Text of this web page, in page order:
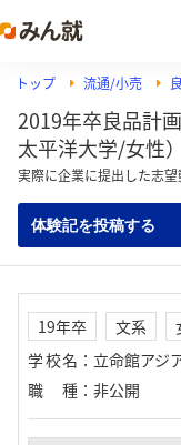
トップ 流通/小売
2019年卒良品計
太平洋大学/女性
実際に企業に提出した志
体験記を投稿する
19年卒 文系
学校名 ： 立命館アジ
職種 ： 非公開